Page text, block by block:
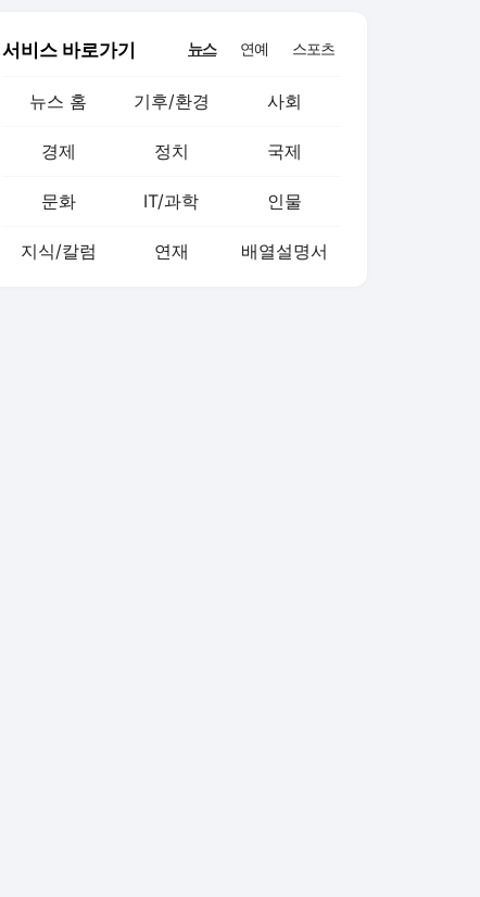
서비스 바로가기 뉴스 연예 스포츠
뉴스 홈 기후/환경 사회
경제 정치 국제
문화 IT/과학 인물
지식/칼럼 연재 배열설명서